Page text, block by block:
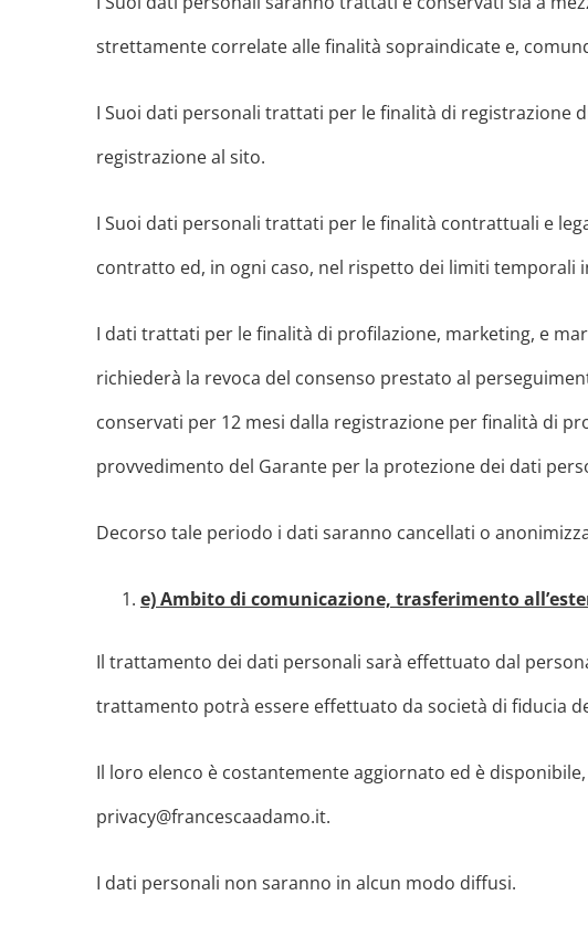
strettamente correlate alle finalità sopraindicate e,
I Suoi dati personali trattati per le finalità di registrazione
registrazione al sito.
I Suoi dati personali trattati per le finalità contrattuali e
contratto ed, in ogni caso, nel rispetto dei limiti
I dati trattati per le finalità di profilazione, marketing, e
richiederà la revoca del consenso prestato al
conservati per 12 mesi dalla registrazione per finalità di
provvedimento del Garante per la protezione dei dati
Decorso tale periodo i dati saranno cancellati o
e) Ambito di comunicazione, trasferimento
Il trattamento dei dati personali sarà effettuato dal
trattamento potrà essere effettuato da società di fiducia
Il loro elenco è costantemente aggiornato ed è
privacy@francescaadamo.it.
I dati personali non saranno in alcun modo diffusi.